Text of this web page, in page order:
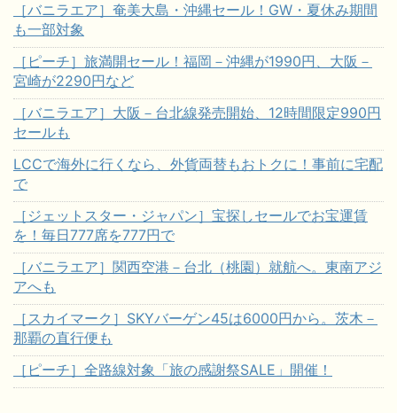
［バニラエア］奄美大島・沖縄セール！GW・夏休み期間
も一部対象
［ピーチ］旅満開セール！福岡－沖縄が1990円、大阪－
宮崎が2290円など
［バニラエア］大阪－台北線発売開始、12時間限定990円
セールも
LCCで海外に行くなら、外貨両替もおトクに！事前に宅配
で
［ジェットスター・ジャパン］宝探しセールでお宝運賃
を！毎日777席を777円で
［バニラエア］関西空港－台北（桃園）就航へ。東南アジ
アへも
［スカイマーク］SKYバーゲン45は6000円から。茨木－
那覇の直行便も
［ピーチ］全路線対象「旅の感謝祭SALE」開催！